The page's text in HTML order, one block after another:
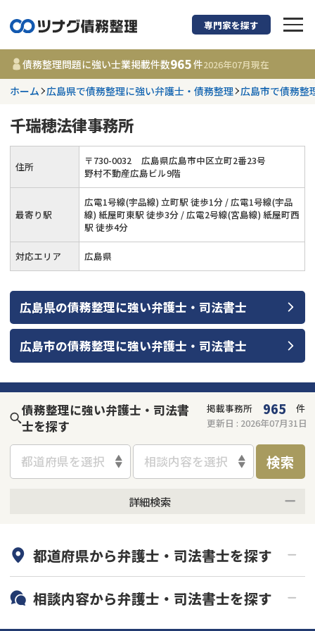
債務整理に強い弁
都道府県を選択
更新日 :2026年07月31日
相談内容で探す
任意整理
時効援用
会社破産・法人破産
消費者金融・サラ金
コラム
債務整理
個人再生（民事再生）
過払金
借金問題
専門家を探す
債務整理問題に強い士業掲載件数965件2026年07月現在
ホーム 広島県で債務整理に強い弁護士・債務整理 広島市で債務整
千瑞穂法律事務所
住所 〒730-0032
広島県広島市中区立町2番23号
野村不動産広島ビル9階
最寄り駅
広電1号線(宇品線) 立町駅 徒歩1分 / 広電1号線(宇品
線) 紙屋町東駅 徒歩3分 / 広電2号線(宮島線) 紙屋町西
駅 徒歩4分
対応エリア 広島県
広島県の債務整理に強い弁護士・司法書士
広島市の債務整理に強い弁護士・司法書士
債務整理に強い弁護士・司法書
士を探す
掲載事務所 965
件
更新日 : 2026年07月31日
都道府県を選択 相談内容を選択 検索
詳細検索
初回相談無料
土日祝の相談可能
都道府県から弁護士・司法書士を探す
北海道・東北
相談内容から弁護士・司法書士を探す